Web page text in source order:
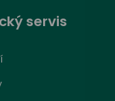
servis